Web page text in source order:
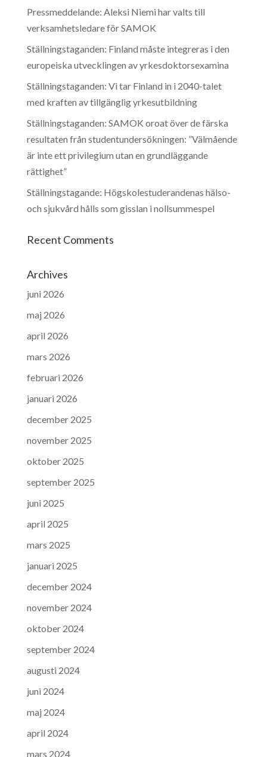
Pressmeddelande: Aleksi Niemi har valts till
verksamhetsledare för SAMOK
Ställningstaganden: Finland måste integreras i den
europeiska utvecklingen av yrkesdoktorsexamina
Ställningstaganden: Vi tar Finland in i 2040-talet
med kraften av tillgänglig yrkesutbildning
Ställningstaganden: SAMOK oroat över de färska
resultaten från studentundersökningen: ”Välmående
är inte ett privilegium utan en grundläggande
rättighet”
Ställningstagande: Högskolestuderandenas hälso-
och sjukvård hålls som gisslan i nollsummespel
Recent Comments
Archives
juni 2026
maj 2026
april 2026
mars 2026
februari 2026
januari 2026
december 2025
november 2025
oktober 2025
september 2025
juni 2025
april 2025
mars 2025
januari 2025
december 2024
november 2024
oktober 2024
september 2024
augusti 2024
juni 2024
maj 2024
april 2024
mars 2024